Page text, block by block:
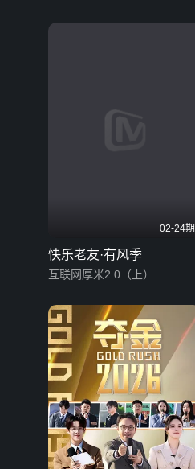
02-24期
快乐老友·有风季
互联网厚米2.0（上）